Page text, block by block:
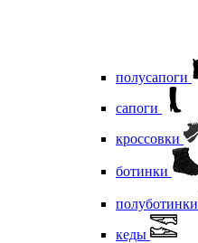
полусапоги
сапоги
кроссовки
ботинки
полуботинки
кеды